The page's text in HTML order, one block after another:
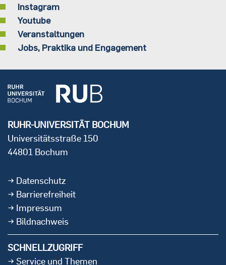
Instagram
Youtube
Veranstaltungen
Jobs, Praktika und Engagement
RUHR-UNIVERSITÄT BOCHUM
Universitätsstraße 150
44801 Bochum
Datenschutz
Barrierefreiheit
Impressum
Bildnachweis
SCHNELLZUGRIFF
Service und Themen